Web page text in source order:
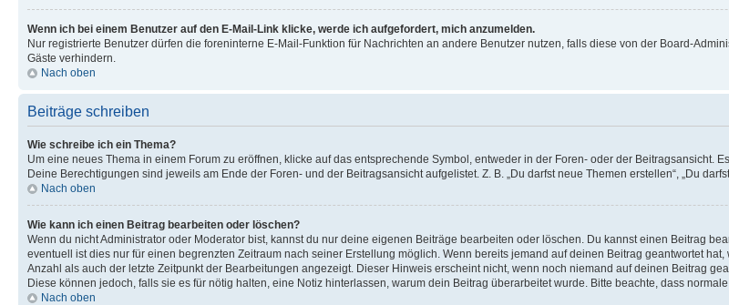
Wenn ich bei einem Benutzer auf den E-Mail-Link klicke, werde ich aufgefordert, mich anzumelden.
Nur registrierte Benutzer dürfen die foreninterne E-Mail-Funktion für Nachrichten an andere Benutzer nutzen, falls diese von der Board-
Gäste verhindern.
Nach oben
Beiträge schreiben
Wie schreibe ich ein Thema?
Um eine neues Thema in einem Forum zu eröffnen, klicke auf das entsprechende Symbol, entweder in der Foren- oder der Beitragsansicht.
Deine Berechtigungen sind jeweils am Ende der Foren- und der Beitragsansicht aufgelistet. Z. B. „Du darfst neue Themen erstellen“, „Du
Nach oben
Wie kann ich einen Beitrag bearbeiten oder löschen?
Wenn du nicht Administrator oder Moderator bist, kannst du nur deine eigenen Beiträge bearbeiten oder löschen. Du kannst einen Beitrag
eventuell ist dies nur für einen begrenzten Zeitraum nach seiner Erstellung möglich. Wenn bereits jemand auf deinen Beitrag geantwortet
Anzahl als auch der letzte Zeitpunkt der Bearbeitungen angezeigt. Dieser Hinweis erscheint nicht, wenn noch niemand auf deinen Beitrag
Diese können jedoch, falls sie es für nötig halten, eine Notiz hinterlassen, warum dein Beitrag überarbeitet wurde. Bitte beachte, dass
Nach oben